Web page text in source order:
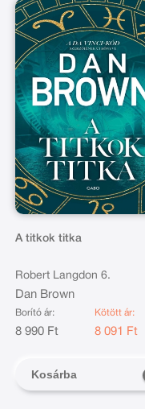
A titkok titka
Robert Langdon 6.
Dan Brown
Borító ár:
8 990 Ft
Kötött ár:
8 091 Ft
Kosárba